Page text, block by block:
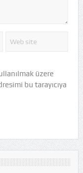
üzere
bu tarayıcıya